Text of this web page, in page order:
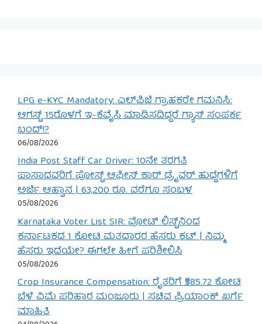
LPG e-KYC Mandatory: ಎಲ್‌ಪಿಜಿ ಗ್ರಾಹಕರೇ ಗಮನಿಸಿ:
ಆಗಸ್ಟ್ 15ರೊಳಗೆ ಇ-ಕೆವೈಸಿ ಮಾಡಿಸದಿದ್ದರೆ ಗ್ಯಾಸ್ ಸಂಪರ್ಕ
ಬಂದ್!?
06/08/2026
India Post Staff Car Driver: 10ನೇ ತರಗತಿ
ಪಾಸಾದವರಿಗೆ ಪೋಸ್ಟ್ ಆಫೀಸ್ ಕಾರ್ ಡ್ರೈವರ್ ಹುದ್ದೆಗಳಿಗೆ
ಅರ್ಜಿ ಆಹ್ವಾನ | 63,200 ರೂ. ವರೆಗೂ ಸಂಬಳ
05/08/2026
Karnataka Voter List SIR: ವೋಟ್ ಲಿಸ್ಟ್‌ನಿಂದ
ಕರ್ನಾಟಕದ 1 ಕೋಟಿ ಮತದಾರರ ಹೆಸರು ಕಟ್ | ನಿಮ್ಮ
ಹೆಸರು ಇದೆಯೇ? ಈಗಲೇ ಹೀಗೆ ಪರಿಶೀಲಿಸಿ
05/08/2026
Crop Insurance Compensation: ರೈತರಿಗೆ ₹585.72 ಕೋಟಿ
ಬೆಳೆ ವಿಮೆ ಪರಿಹಾರ ಮಂಜೂರು | ಸಚಿವ ಪ್ರಿಯಾಂಕ್ ಖರ್ಗೆ
ಮಾಹಿತಿ